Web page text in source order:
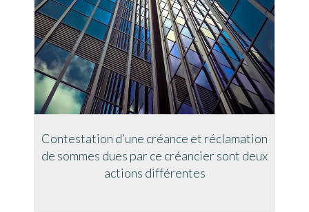
Contestation d’une créance et réclamation
de sommes dues par ce créancier sont deux
actions différentes